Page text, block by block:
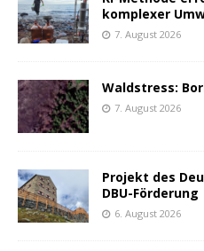
komplexer
7. August 2026
Waldstress:
7. August 2026
Projekt des
DBU-Förderung
6. August 2026